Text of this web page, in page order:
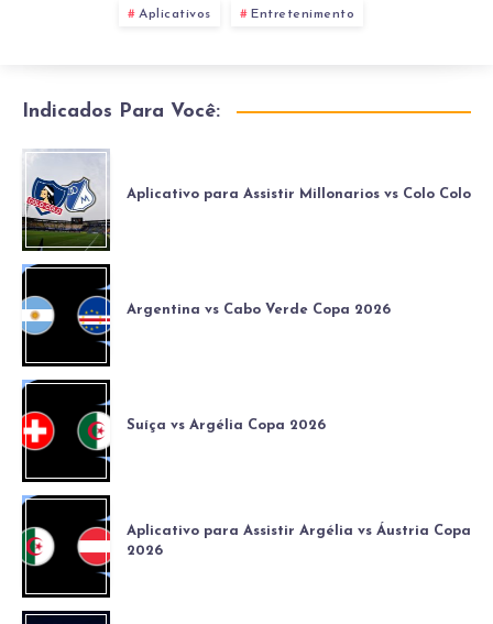
Aplicativos Entretenimento
Indicados Para Você:
Aplicativo para Assistir Millonarios vs Colo Colo
Argentina vs Cabo Verde Copa 2026
Suíça vs Argélia Copa 2026
Aplicativo para Assistir Argélia vs Áustria Copa
2026